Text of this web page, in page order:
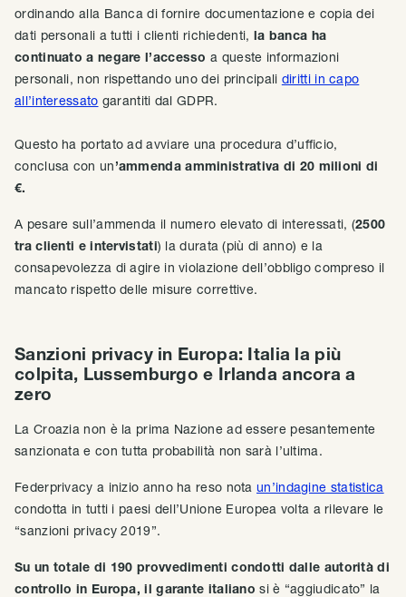
ordinando alla Banca di fornire documentazione e copia dei
dati personali a tutti i clienti richiedenti, la banca ha
continuato a negare l’accesso a queste informazioni
personali, non rispettando uno dei principali diritti in capo
all’interessato garantiti dal GDPR.
Questo ha portato ad avviare una procedura d’ufficio,
conclusa con un’ammenda amministrativa di 20 milioni di
€.
A pesare sull’ammenda il numero elevato di interessati, (2500
tra clienti e intervistati) la durata (più di anno) e la
consapevolezza di agire in violazione dell’obbligo compreso il
mancato rispetto delle misure correttive.
Sanzioni privacy in Europa: Italia la più
colpita, Lussemburgo e Irlanda ancora a
zero
La Croazia non è la prima Nazione ad essere pesantemente
sanzionata e con tutta probabilità non sarà l’ultima.
Federprivacy a inizio anno ha reso notaun’indagine statistica
condotta in tutti i paesi dell’Unione Europea volta a rilevare le
“sanzioni privacy 2019”.
Su un totale di 190 provvedimenti condotti dalle autorità di
controllo in Europa, il garante italiano si è “aggiudicato” la